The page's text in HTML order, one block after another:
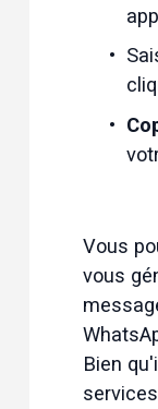
Vous
vous
Bien